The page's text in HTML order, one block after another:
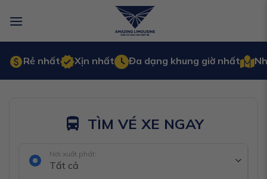
qua
Rẻ nhất
Xịn nhất Đa dạng khung giờ nhất
TÌM VÉ XE NGAY
Nơi xuất phát:
Tất cả